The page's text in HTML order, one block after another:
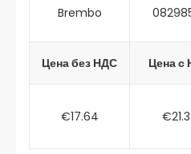
Brembo
Цена без НДС Цена с
€17.64